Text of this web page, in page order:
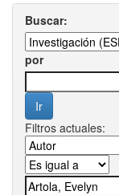
Buscar:
por
Filtros actuales: